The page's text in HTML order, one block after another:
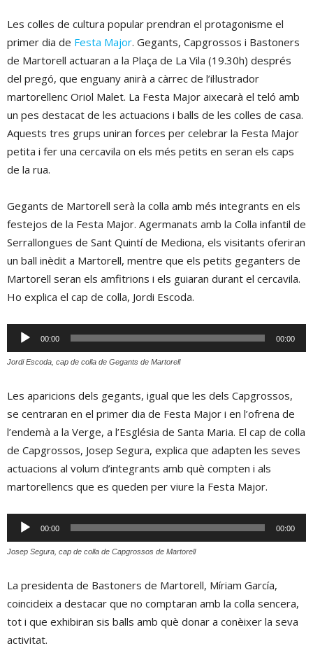
Les colles de cultura popular prendran el protagonisme el
primer dia de Festa Major. Gegants, Capgrossos i Bastoners
de Martorell actuaran a la Plaça de La Vila (19.30h) després
del pregó, que enguany anirà a càrrec de l’il·lustrador
martorellenc Oriol Malet. La Festa Major aixecarà el teló amb
un pes destacat de les actuacions i balls de les colles de casa.
Aquests tres grups uniran forces per celebrar la Festa Major
petita i fer una cercavila on els més petits en seran els caps
de la rua.
Gegants de Martorell serà la colla amb més integrants en els
festejos de la Festa Major. Agermanats amb la Colla infantil de
Serrallongues de Sant Quintí de Mediona, els visitants oferiran
un ball inèdit a Martorell, mentre que els petits geganters de
Martorell seran els amfitrions i els guiaran durant el cercavila.
Ho explica el cap de colla, Jordi Escoda.
Reproductor
d'àudio
00:00 00:00
Jordi Escoda, cap de colla de Gegants de Martorell
Les aparicions dels gegants, igual que les dels Capgrossos,
se centraran en el primer dia de Festa Major i en l’ofrena de
l’endemà a la Verge, a l’Església de Santa Maria. El cap de colla
de Capgrossos, Josep Segura, explica que adapten les seves
actuacions al volum d’integrants amb què compten i als
martorellencs que es queden per viure la Festa Major.
Reproductor
d'àudio
00:00 00:00
Josep Segura, cap de colla de Capgrossos de Martorell
La presidenta de Bastoners de Martorell, Míriam García,
coincideix a destacar que no comptaran amb la colla sencera,
tot i que exhibiran sis balls amb què donar a conèixer la seva
activitat.